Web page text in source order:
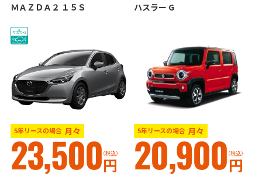
ＭＡＺＤＡ２ １５Ｓ
5年リースの場合 月々
23,500円
（税込）
ハスラー G
5年リースの場合 月々
20,900円
（税込）